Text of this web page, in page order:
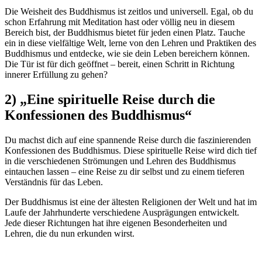
Die Weisheit des Buddhismus ist zeitlos und universell. Egal, ob du
schon Erfahrung mit Meditation hast oder völlig neu in diesem
Bereich bist, der Buddhismus bietet für jeden einen Platz. Tauche
ein in diese vielfältige Welt, lerne von den Lehren und Praktiken des
Buddhismus und entdecke, wie sie dein Leben bereichern können.
Die Tür ist für dich geöffnet – bereit, einen Schritt in Richtung
innerer Erfüllung zu gehen?
2) „Eine spirituelle Reise durch die
Konfessionen des Buddhismus“
Du machst dich auf eine spannende Reise durch die faszinierenden
Konfessionen des Buddhismus. Diese spirituelle Reise wird dich tief
in die verschiedenen Strömungen und Lehren des Buddhismus
eintauchen lassen – eine Reise zu dir selbst und zu einem tieferen
Verständnis für das Leben.
Der Buddhismus ist eine der ältesten Religionen der Welt und hat im
Laufe der Jahrhunderte verschiedene Ausprägungen entwickelt.
Jede dieser Richtungen hat ihre eigenen Besonderheiten und
Lehren, die du nun erkunden wirst.